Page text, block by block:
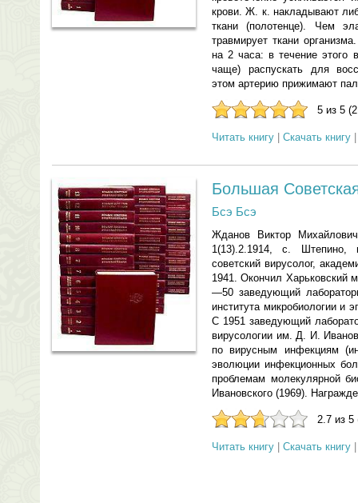
крови. Ж. к. накладывают
ткани (полотенце). Чем
травмирует ткани
на 2 часа: в течение этого
чаще) распускать для
этом артерию прижимают
5 из 5
Читать книгу Скачать книгу
Большая
Бсэ Бсэ
Жданов Виктор
1(13).2.1914, с. Штепино,
советский вирусолог,
1941. Окончил Харьковский
—50 заведующий
института микробиологии и
С 1951 заведующий
вирусологии им. Д. И.
по вирусным инфекциям
эволюции инфекционных
проблемам молекулярной
Ивановского (1969).
2.7 из 5
Читать книгу Скачать книгу